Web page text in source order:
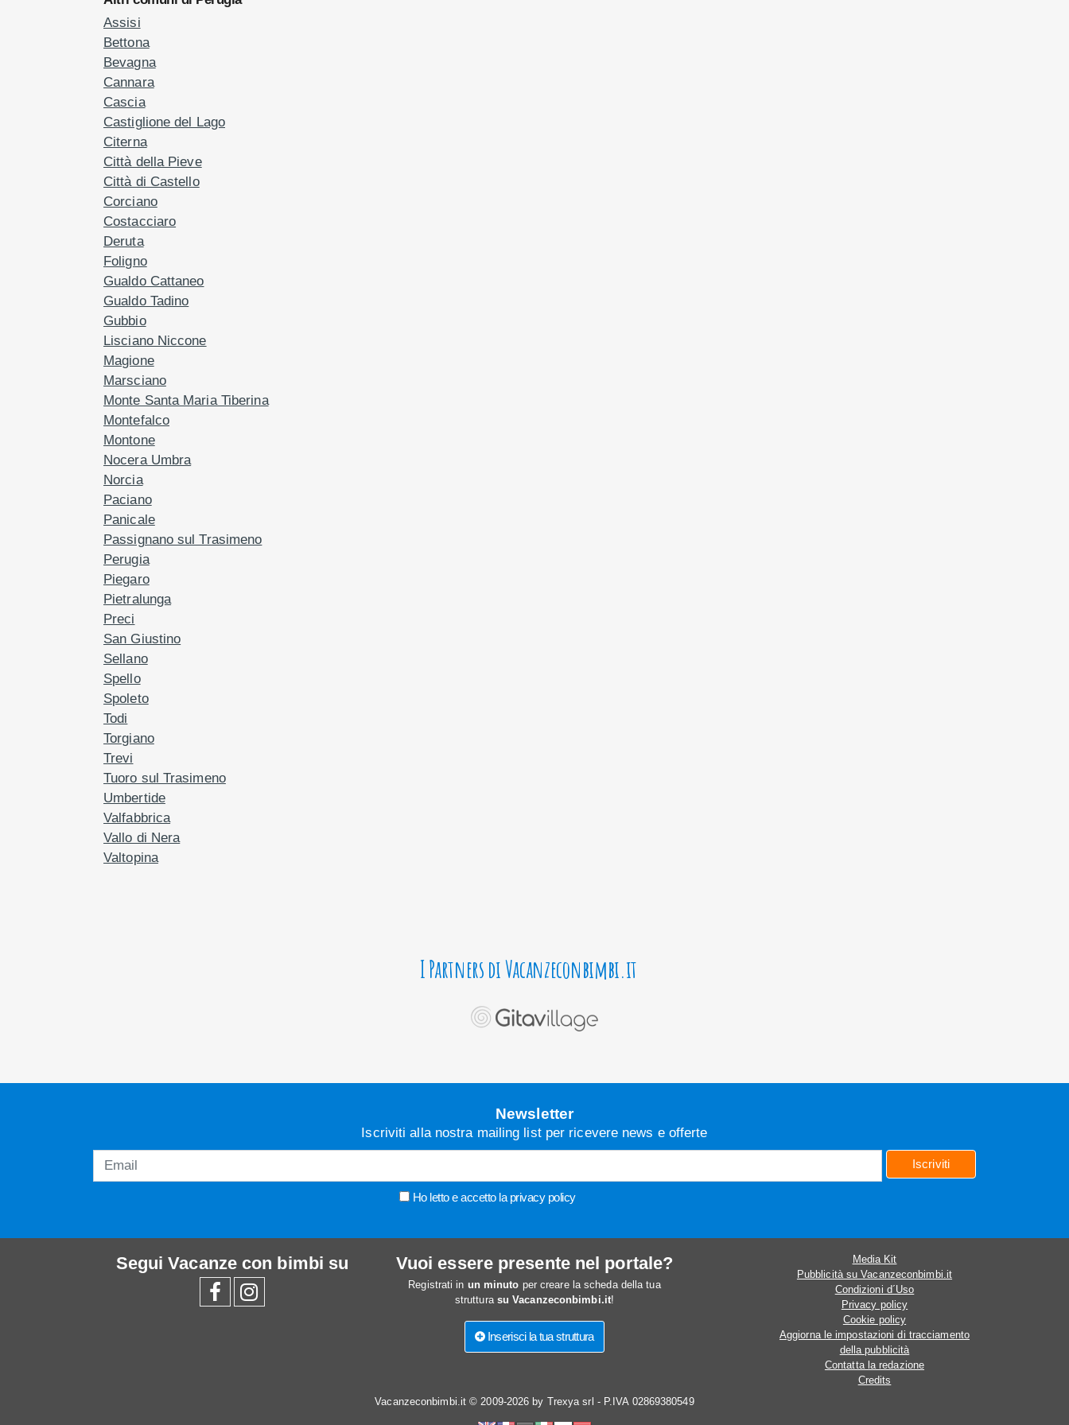
Assisi
Bettona
Bevagna
Cannara
Cascia
Castiglione del Lago
Citerna
Città della Pieve
Città di Castello
Corciano
Costacciaro
Deruta
Foligno
Gualdo Cattaneo
Gualdo Tadino
Gubbio
Lisciano Niccone
Magione
Marsciano
Monte Santa Maria Tiberina
Montefalco
Montone
Nocera Umbra
Norcia
Paciano
Panicale
Passignano sul Trasimeno
Perugia
Piegaro
Pietralunga
Preci
San Giustino
Sellano
Spello
Spoleto
Todi
Torgiano
Trevi
Tuoro sul Trasimeno
Umbertide
Valfabbrica
Vallo di Nera
Valtopina
I Partners di Vacanzeconbimbi.it
Newsletter
Iscriviti alla nostra mailing list per ricevere news e offerte
Ho letto e accetto la privacy policy
Iscriviti
SeguiVacanze con bimbi su Vuoi essere presente nel portale?
Registrati in un minuto per creare la scheda della tua
struttura su Vacanzeconbimbi.it!
Inserisci la tua struttura
Media Kit
Pubblicità su Vacanzeconbimbi.it
Condizioni d´Uso
Privacy policy
Cookie policy
Aggiorna le impostazioni di tracciamento
della pubblicità
Contatta la redazione
Credits
Vacanzeconbimbi.it © 2009-2026 by Trexya srl - P.IVA 02869380549